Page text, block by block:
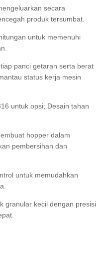
secara
produk tersumbat.
untuk memenuhi
panci getaran serta berat
status kerja mesin
untuk opsi; Desain tahan
hopper dalam
pembersihan dan
untuk memudahkan
granular kecil dengan presisi